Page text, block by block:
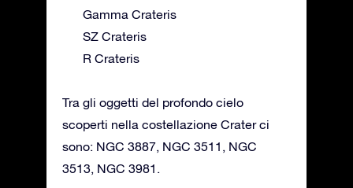
Gamma Crateris
SZ Crateris
R Crateris
Tra gli oggetti del profondo cielo
scoperti nella costellazione Crater ci
sono: NGC 3887, NGC 3511, NGC
3513, NGC 3981.